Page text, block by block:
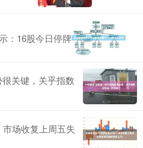
：16股今日停牌
关键，关乎指数
场收复上周五失